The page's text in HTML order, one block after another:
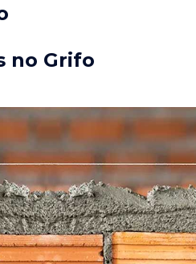
no Grifo